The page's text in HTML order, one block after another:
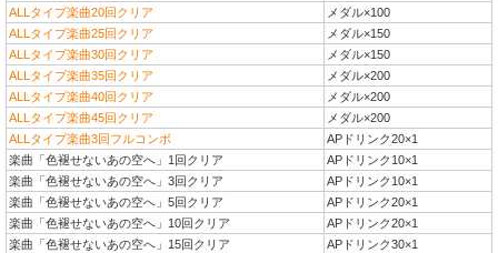
ALLタイプ楽曲20回クリア
メダル×100
ALLタイプ楽曲25回クリア
メダル×150
ALLタイプ楽曲30回クリア
メダル×150
ALLタイプ楽曲35回クリア
メダル×200
ALLタイプ楽曲40回クリア
メダル×200
ALLタイプ楽曲45回クリア
メダル×200
ALLタイプ楽曲3回フルコンボ
APドリンク20×1
楽曲「色褪せないあの空へ」1回クリア
APドリンク10×1
楽曲「色褪せないあの空へ」3回クリア
APドリンク10×1
楽曲「色褪せないあの空へ」5回クリア
APドリンク20×1
楽曲「色褪せないあの空へ」10回クリア
APドリンク20×1
楽曲「色褪せないあの空へ」15回クリア
APドリンク30×1